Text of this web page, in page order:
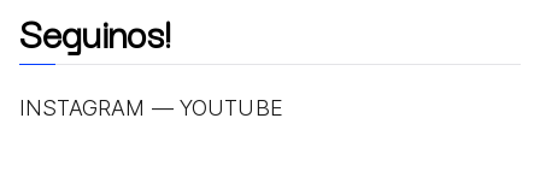
Seguinos!
INSTAGRAM — YOUTUBE